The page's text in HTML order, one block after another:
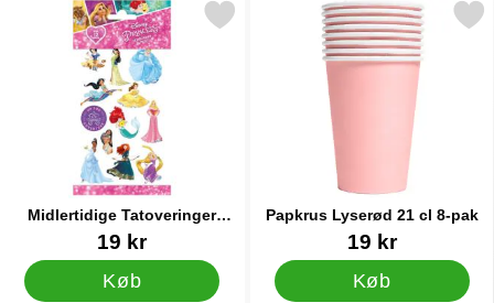
Midlertidige Tatoveringer
Disney Prinsesser
Varenr 2625919 kr
Køb
midlertidige Tatoveringer Disney Prinsesser som favorit
Papkrus Lyserød 21 cl 8-pak
Varenr 8322819 kr
Køb
Markér papkrus Lyserød